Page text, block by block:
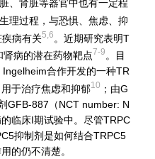
、肾脏等器官中也有一定程
理过程，与恐惧、焦虑、抑
病有关5,6 。近期研究表明T
病的潜在药物靶点7-9。目
合作开发的一种TR
于治疗焦虑和抑郁10 ；由G
GFB-887（NCT number: N
临床I期试验中。尽管TRPC
抑制剂是如何结合TRPC5
的仍不清楚。